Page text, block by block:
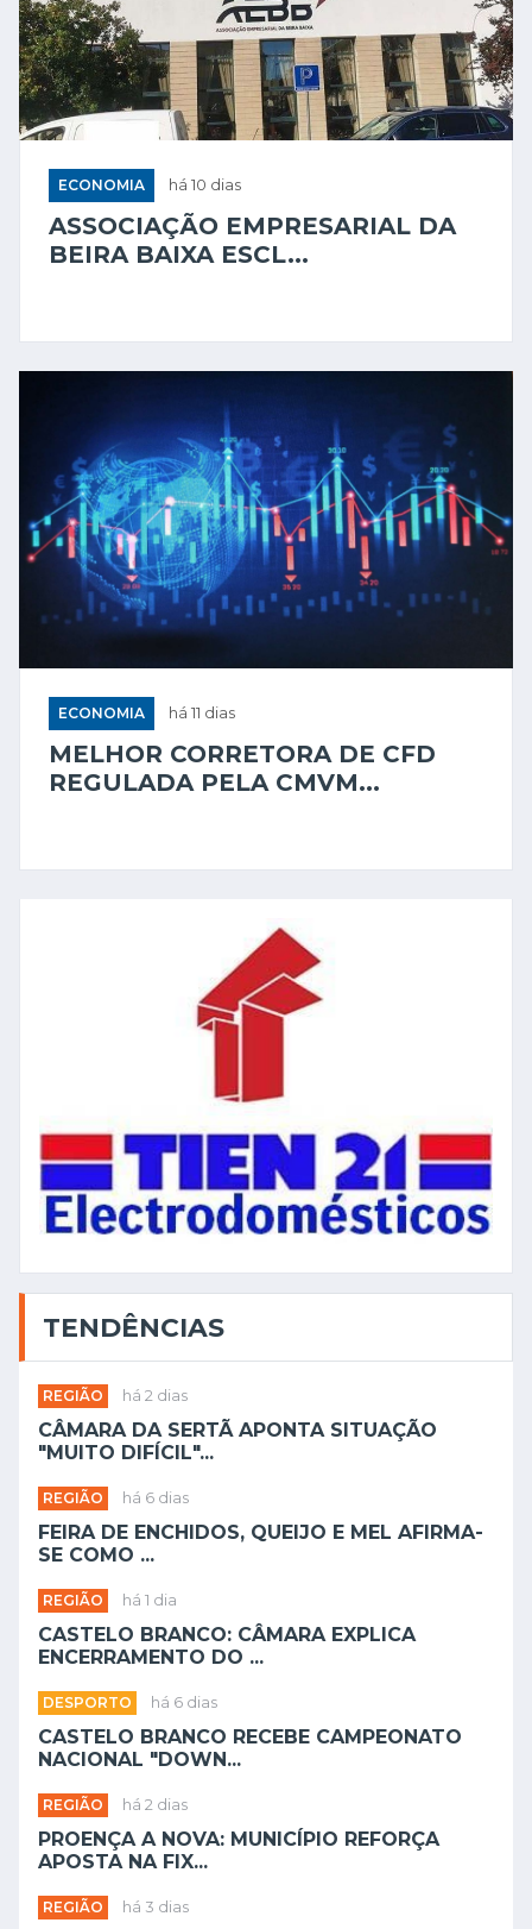
ECONOMIA há 10 dias
ASSOCIAÇÃO EMPRESARIAL DA
BEIRA BAIXA ESCL...
ECONOMIA há 11 dias
MELHOR CORRETORA DE CFD
REGULADA PELA CMVM...
TENDÊNCIAS
REGIÃO há 2 dias
CÂMARA DA SERTÃ APONTA SITUAÇÃO
"MUITO DIFÍCIL"...
REGIÃO há 6 dias
FEIRA DE ENCHIDOS, QUEIJO E MEL AFIRMA-
SE COMO ...
REGIÃO há 1 dia
CASTELO BRANCO: CÂMARA EXPLICA
ENCERRAMENTO DO ...
DESPORTO há 6 dias
CASTELO BRANCO RECEBE CAMPEONATO
NACIONAL "DOWN...
REGIÃO há 2 dias
PROENÇA A NOVA: MUNICÍPIO REFORÇA
APOSTA NA FIX...
REGIÃO há 3 dias